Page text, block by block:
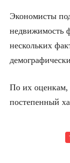
Экономисты
недвижимость
нескольких
По их оценкам,
постепенный